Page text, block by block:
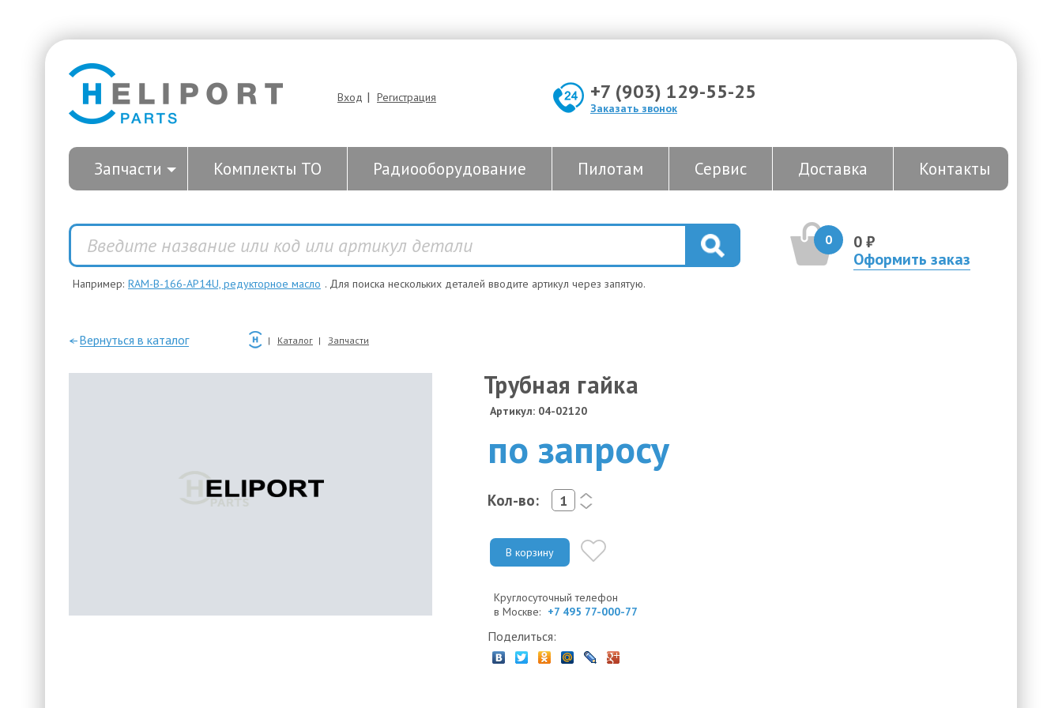
Вход | Регистрация +7 (903) 129-55-25
Заказать звонок
Запчасти Комплекты ТО Радиооборудование Пилотам Сервис Доставка Контакты
0
0 ₽
Оформить заказ
Например: RAM-B-166-AP14U, редукторное масло . Для поиска нескольких деталей вводите артикул через запятую.
—Вернуться в каталог Каталог Запчасти
Трубная гайка
Артикул: 04-02120
по запросу
Кол-во:
<
>
В корзину
Круглосуточный телефон
в Москве: +7 495 77-000-77
Поделиться: